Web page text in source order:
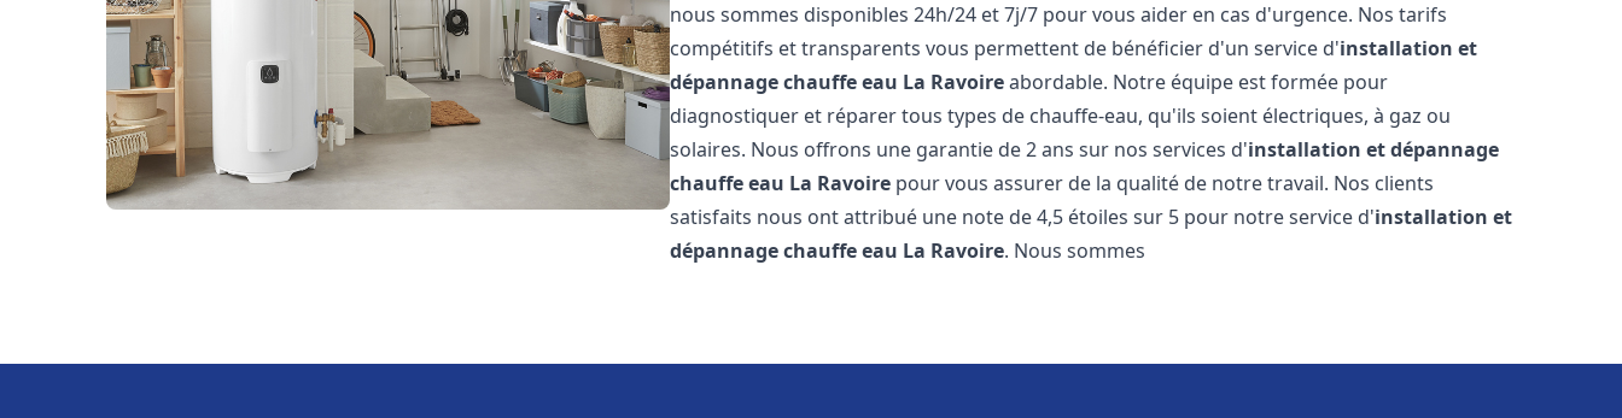
nous sommes disponibles 24h/24 et 7j/7 pour vous aider en cas d'urgence. Nos tarifs
compétitifs et transparents vous permettent de bénéficier d'un service d'installation et
dépannage chauffe eau La Ravoireabordable. Notre équipe est formée pour
diagnostiquer et réparer tous types de chauffe-eau, qu'ils soient électriques, à gaz ou
solaires. Nous offrons une garantie de 2 ans sur nos services d'installation et dépannage
chauffe eau La Ravoire pour vous assurer de la qualité de notre travail. Nos clients
satisfaits nous ont attribué une note de 4,5 étoiles sur 5 pour notre service d'installation et
dépannage chauffe eau La Ravoire. Nous sommes